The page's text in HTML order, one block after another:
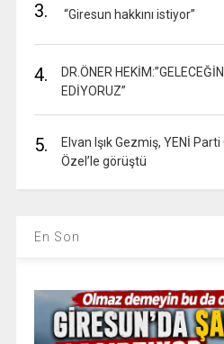
3. “Giresun hakkını istiyor”
4.
DR.ÖNER
EDİYORUZ”
5.
Elvan Işık Gezmiş, YENİ
Özel’le görüştü
En Son